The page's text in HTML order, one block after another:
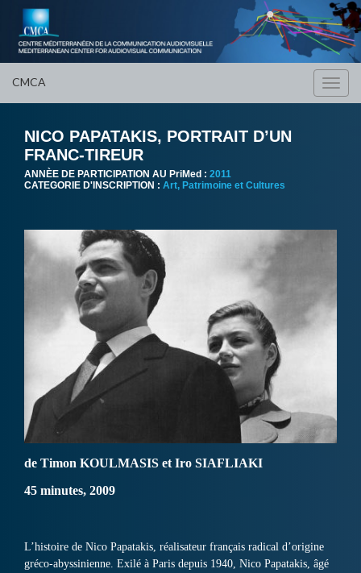
CMCA
NICO PAPATAKIS, PORTRAIT D’UN
FRANC-TIREUR
ANNÈE DE PARTICIPATION AU PriMed : 2011
CATEGORIE D'INSCRIPTION : Art, Patrimoine et Cultures
de Timon KOULMASIS et Iro SIAFLIAKI
45 minutes, 2009
L’histoire de Nico Papatakis, réalisateur français radical d’origine
gréco-abyssinienne. Exilé à Paris depuis 1940, Nico Papatakis, âgé